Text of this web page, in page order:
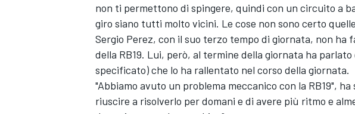
non ti permettono di spingere, quindi con un circuito a
giro siano tutti molto vicini. Le cose non sono certo
Sergio Perez, con il suo terzo tempo di giornata, non
della RB19. Lui, però, al termine della giornata ha
specificato) che lo ha rallentato nel corso della giornata.
"Abbiamo avuto un problema meccanico con la RB19",
riuscire a risolverlo per domani e di avere più ritmo e